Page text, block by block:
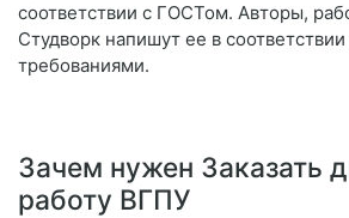
соответствии с ГОСТом. Авторы,
Студворк напишут ее в
требованиями.
Зачем нужен Заказать
работу ВГПУ